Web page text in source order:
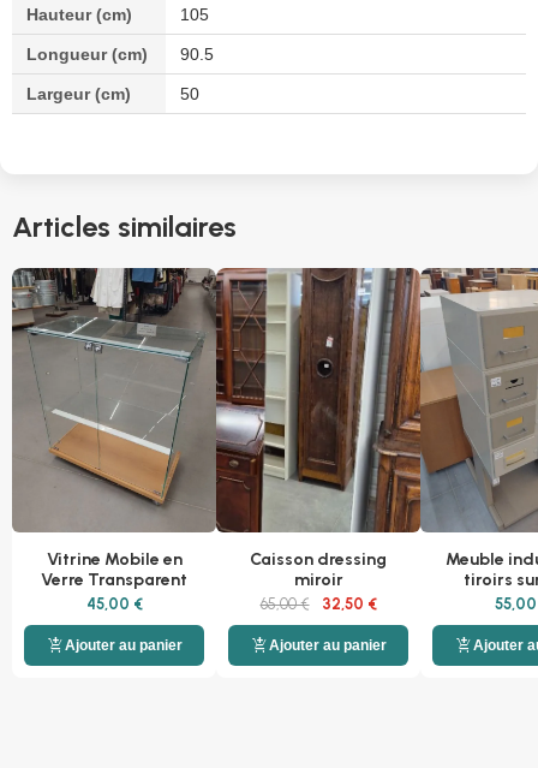
Hauteur (cm) 105
Longueur (cm) 90.5
Largeur (cm) 50
Articles similaires
Vitrine Mobile en
Verre Transparent
45,00 €
add_shopping_cartAjouter au panier
Caisson dressing
miroir
65,00 € 32,50 €
add_shopping_cartAjouter au panier
Meuble
tiroirs
add_shopping_cartAjouter